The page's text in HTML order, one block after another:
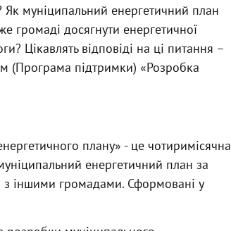
Як муніципальний енергетичний план
громаді досягнути енергетичної
Цікавлять відповіді на ці питання –
(Програма підтримки) «Розробка
плану» - це чотиримісячна
енергетичний план за
з іншими громадами. Сформовані у